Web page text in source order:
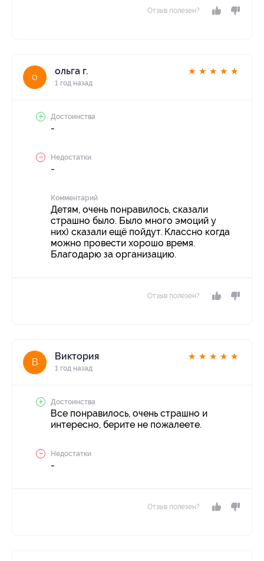
Отзыв полезен?
о
ольга г.
1 год назад
★ ★ ★ ★ ★
Достоинства
-
Недостатки
-
Комментарий
Детям, очень понравилось, сказали
страшно было. Было много эмоций у
них) сказали ещё пойдут. Классно когда
можно провести хорошо время.
Благодарю за организацию.
Отзыв полезен?
В
Виктория
1 год назад
★ ★ ★ ★ ★
Достоинства
Все понравилось, очень страшно и
интересно, берите не пожалеете.
Недостатки
-
Отзыв полезен?